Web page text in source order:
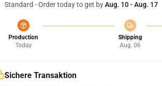
Standard - Order today to get byAug. 10 - Aug. 17
Production
Today
Shipping
Aug. 06
Sichere Transaktion